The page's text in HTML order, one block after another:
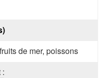
de mer, poissons
: